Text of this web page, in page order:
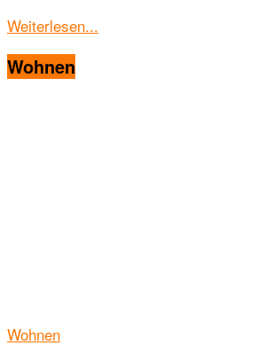
Weiterlesen...
Wohnen
Wohnen